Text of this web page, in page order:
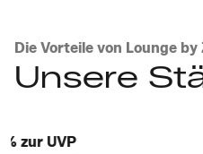
Die Vorteile von Lounge by
Unsere